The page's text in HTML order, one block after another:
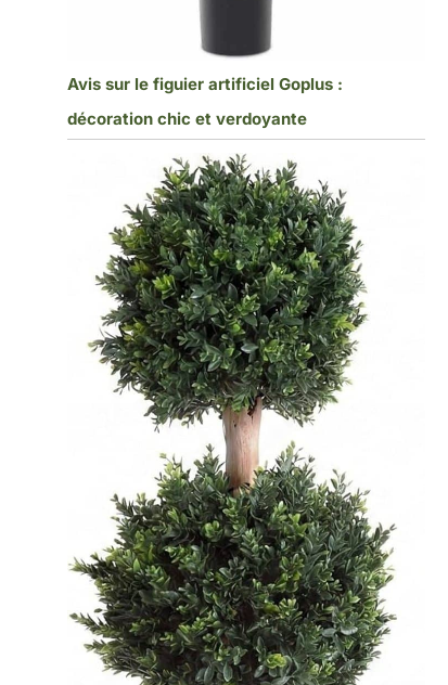
Avis sur le figuier artificiel Goplus :
décoration chic et verdoyante